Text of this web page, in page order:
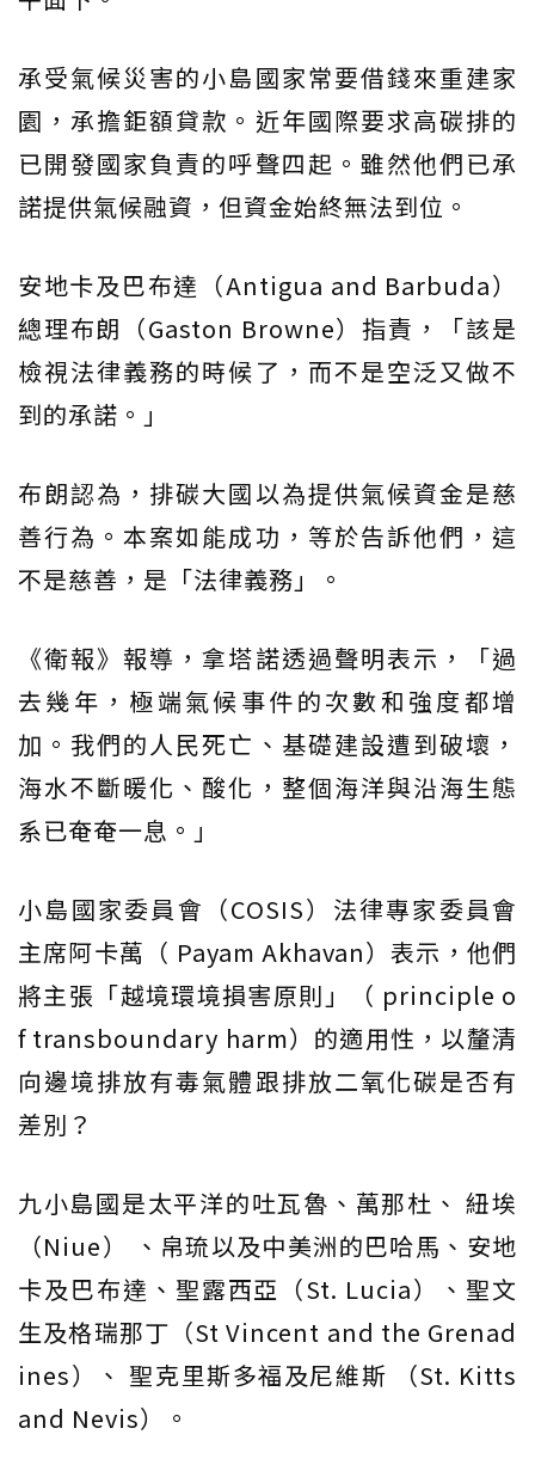
承受氣候災害的小島國家常要借錢來重建家
園，承擔鉅額貸款。近年國際要求高碳排的
已開發國家負責的呼聲四起。雖然他們已承
諾提供氣候融資，但資金始終無法到位。
安地卡及巴布達（Antigua and Barbuda）
總理布朗（Gaston Browne）指責，「該是
檢視法律義務的時候了，而不是空泛又做不
到的承諾。」
布朗認為，排碳大國以為提供氣候資金是慈
善行為。本案如能成功，等於告訴他們，這
不是慈善，是「法律義務」。
《衛報》報導，拿塔諾透過聲明表示，「過
去幾年，極端氣候事件的次數和強度都增
加。我們的人民死亡、基礎建設遭到破壞，
海水不斷暖化、酸化，整個海洋與沿海生態
系已奄奄一息。」
小島國家委員會（COSIS）法律專家委員會
主席阿卡萬（ Payam Akhavan）表示，他們
將主張「越境環境損害原則」（ principle o
f transboundary harm）的適用性，以釐清
向邊境排放有毒氣體跟排放二氧化碳是否有
差別？
九小島國是太平洋的吐瓦魯、萬那杜、 紐埃
（Niue） 、帛琉以及中美洲的巴哈馬、安地
卡及巴布達、聖露西亞（St. Lucia）、聖文
生及格瑞那丁（St Vincent and the Grenad
ines）、 聖克里斯多福及尼維斯 （St. Kitts
and Nevis）。